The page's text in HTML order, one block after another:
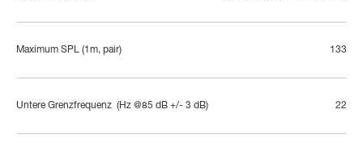
Maximum SPL (1m, pair) 133
Untere Grenzfrequenz  (Hz @85 dB +/- 3 dB) 22